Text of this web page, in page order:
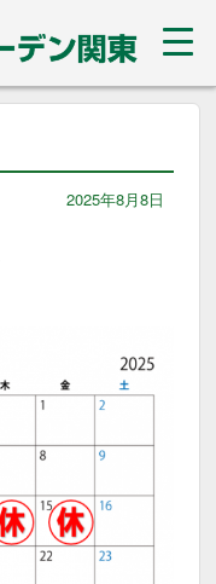
2025年8月8日